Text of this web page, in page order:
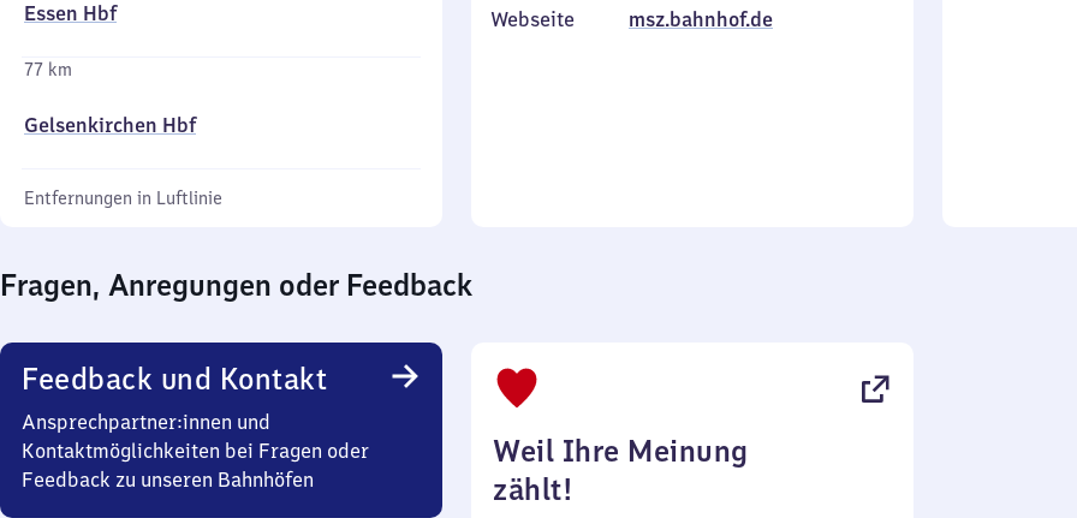
Essen Hbf
77 km
Gelsenkirchen Hbf
Entfernungen in Luftlinie
Webseite
msz.bahnhof.de
Fragen, Anregungen oder Feedback
Feedback und Kontakt
Ansprechpartner:innen und
Kontaktmöglichkeiten bei Fragen oder
Feedback zu unseren Bahnhöfen
Weil Ihre Meinung
zählt!